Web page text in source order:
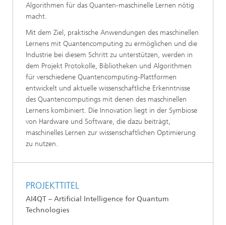
Algorithmen für das Quanten-maschinelle Lernen nötig
macht.
Mit dem Ziel, praktische Anwendungen des maschinellen
Lernens mit Quantencomputing zu ermöglichen und die
Industrie bei diesem Schritt zu unterstützen, werden in
dem Projekt Protokolle, Bibliotheken und Algorithmen
für verschiedene Quantencomputing-Plattformen
entwickelt und aktuelle wissenschaftliche Erkenntnisse
des Quantencomputings mit denen des maschinellen
Lernens kombiniert. Die Innovation liegt in der Symbiose
von Hardware und Software, die dazu beiträgt,
maschinelles Lernen zur wissenschaftlichen Optimierung
zu nutzen.
PROJEKTTITEL
AI4QT – Artificial Intelligence for Quantum
Technologies